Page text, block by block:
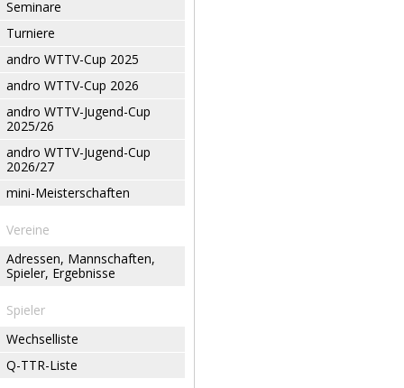
Seminare
Turniere
andro WTTV-Cup 2025
andro WTTV-Cup 2026
andro WTTV-Jugend-Cup
2025/26
andro WTTV-Jugend-Cup
2026/27
mini-Meisterschaften
Vereine
Adressen, Mannschaften,
Spieler, Ergebnisse
Spieler
Wechselliste
Q-TTR-Liste